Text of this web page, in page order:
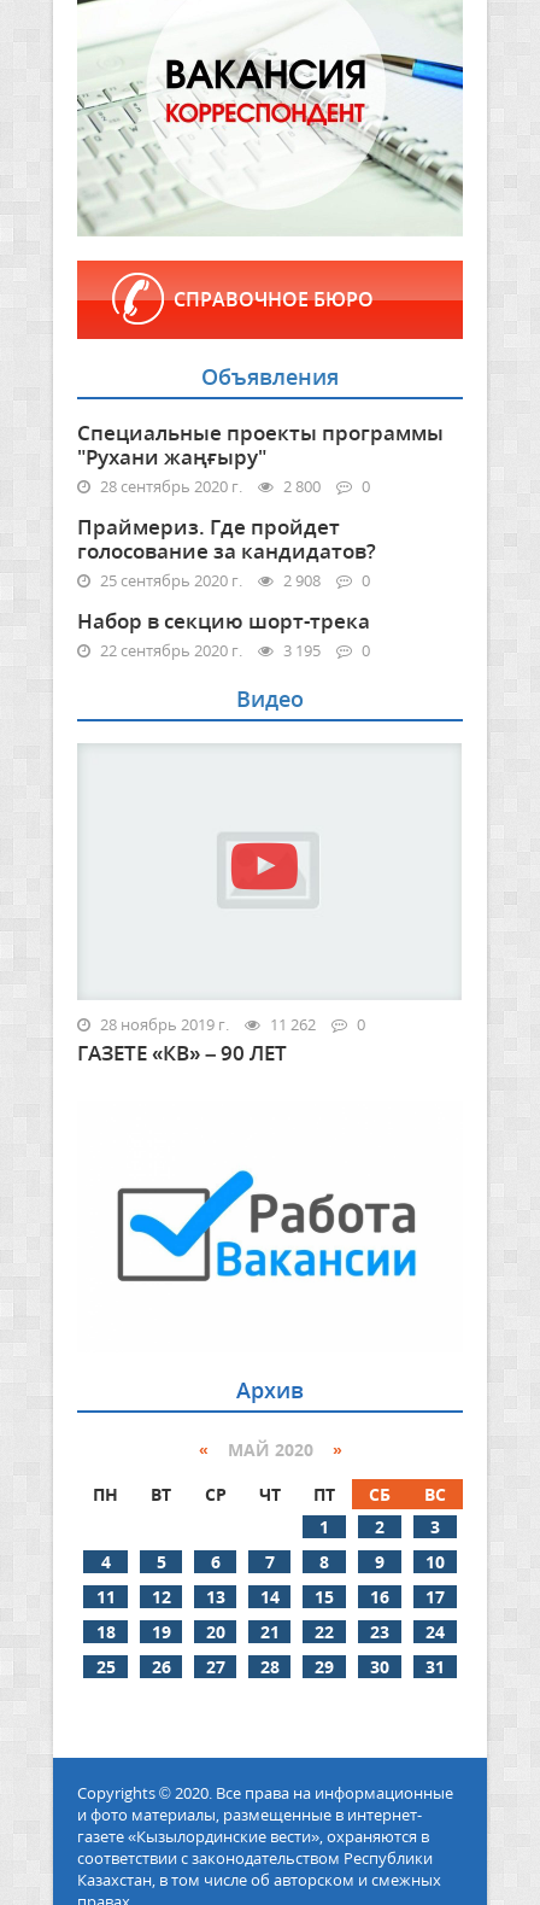
СПРАВОЧНОЕ БЮРО
Объявления
Специальные проекты программы
"Рухани жаңғыру"
28 сентябрь 2020 г. 2 800 0
Праймериз. Где пройдет
голосование за кандидатов?
25 сентябрь 2020 г. 2 908 0
Набор в секцию шорт-трека
22 сентябрь 2020 г. 3 195 0
Видео
28 ноябрь 2019 г. 11 262 0
ГАЗЕТЕ «КВ» – 90 ЛЕТ
Архив
« МАЙ 2020 »
ПН
ВТ СР ЧТ ПТ СБ
ВС
1
2
3
4
5 6 7 8 9
10
11
12 13 14 15 16
17
18
19 20 21 22 23
24
25
26 27 28 29 30 31
Copyrights © 2020. Все права на информационные
и фото материалы, размещенные в интернет-
газете «Кызылординские вести», охраняются в
соответствии с законодательством Республики
Казахстан, в том числе об авторском и смежных